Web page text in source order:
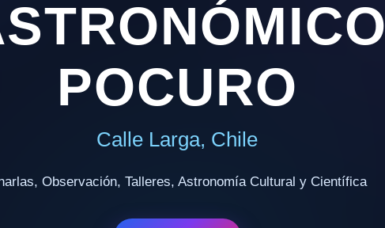
POCURO
Calle Larga, Chile
Observación, Talleres, Astronomía Cultural y Científica